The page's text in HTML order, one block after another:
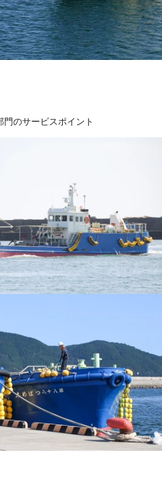
のサービスポイント